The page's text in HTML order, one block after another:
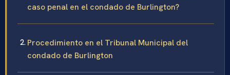
caso penal en el condado de Burlington?
Procedimiento en el Tribunal Municipal del
condado de Burlington